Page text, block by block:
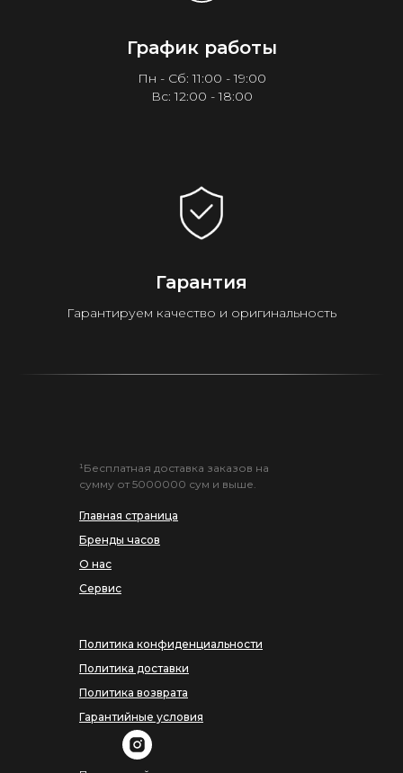
График работы
Пн - Сб: 11:00 - 19:00
Вс: 12:00 - 18:00
Гарантия
Гарантируем качество и оригинальность
Главная страница
Бренды часов
О нас
Сервис
¹Бесплатная доставка заказов на
сумму от 5000000 сум и выше.
Политика конфиденциальности
Политика доставки
Политика возврата
Гарантийные условия